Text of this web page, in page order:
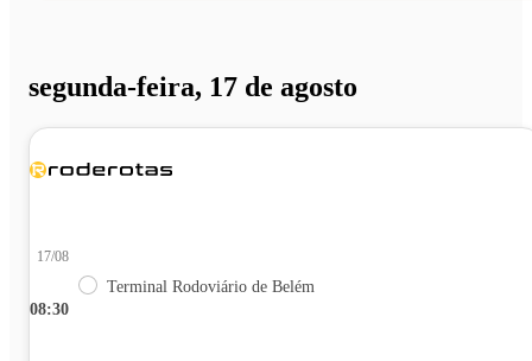
segunda-feira, 17 de agosto
08:30
17/08
Terminal Rodoviário de Belém